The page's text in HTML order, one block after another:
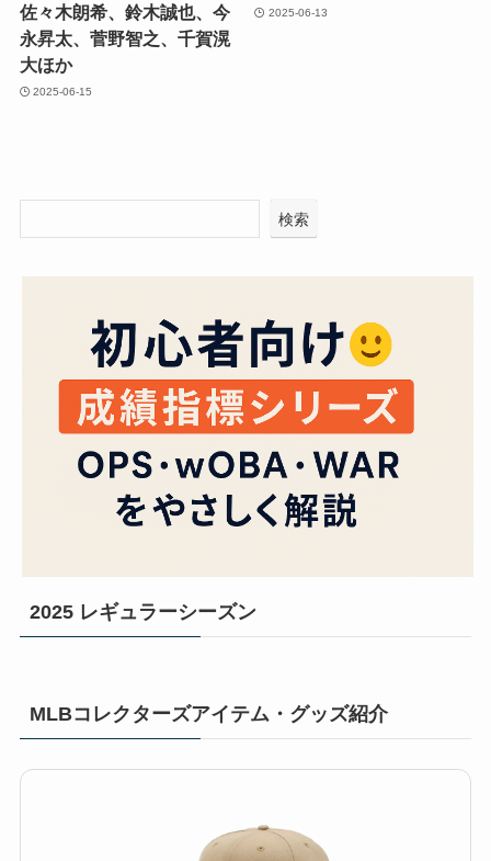
佐々木朗希、鈴木誠也、今
永昇太、菅野智之、千賀滉
大ほか
2025-06-15
2025-06-13
検索
2025 レギュラーシーズン
MLBコレクターズアイテム・グッズ紹介